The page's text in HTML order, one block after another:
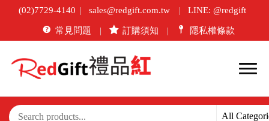
(02)7729-4140 sales@redgift.com.tw LINE: @redgift
常見問題 訂購須知 隱私權條款